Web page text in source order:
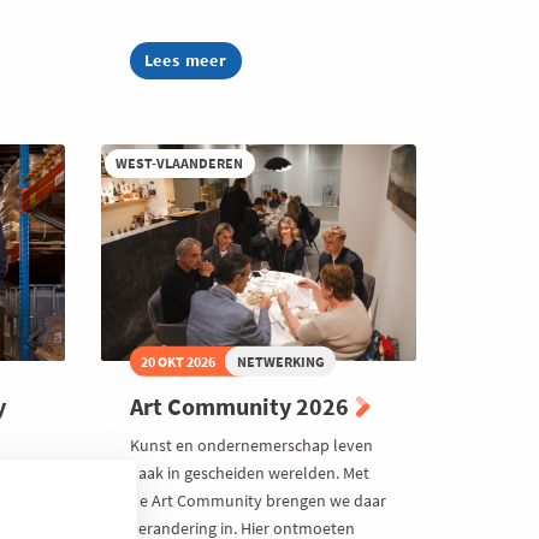
Lees meer
about
Te
Connect
Group
Belgium
WEST-VLAANDEREN
20 OKT 2026 NETWERKING
Art Community 2026
Kunst en ondernemerschap leven
vaak in gescheiden werelden. Met
de Art Community brengen we daar
verandering in. Hier ontmoeten